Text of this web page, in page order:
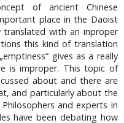
of ancient Chinese
place in the Daoist
with an inproper
this kind of translation
gives as a really
is improper. This topic of
about and there are
and particularly about the
and experts in
have been debating how